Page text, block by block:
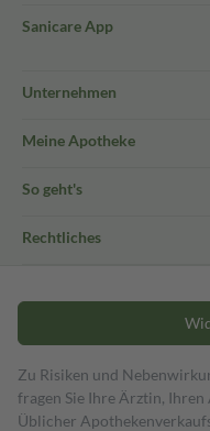
Sanicare App
Unternehmen
Meine Apotheke
So geht's
Rechtliches
Zu Risiken und
fragen Sie Ihre Ärztin,
Üblicher